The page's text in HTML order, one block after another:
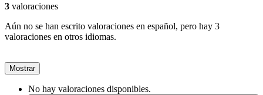
3 valoraciones
Aún no se han escrito valoraciones en español, pero hay 3
valoraciones en otros idiomas.
Mostrar
No hay valoraciones disponibles.